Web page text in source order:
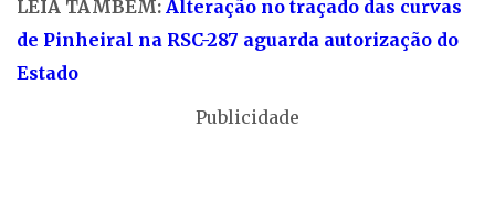
LEIA TAMBÉM: Alteração no traçado das curvas
de Pinheiral na RSC-287 aguarda autorização do
Estado
Publicidade